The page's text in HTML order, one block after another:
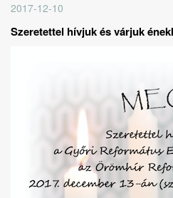
2017-12-10
Szeretettel hívjuk és várjuk